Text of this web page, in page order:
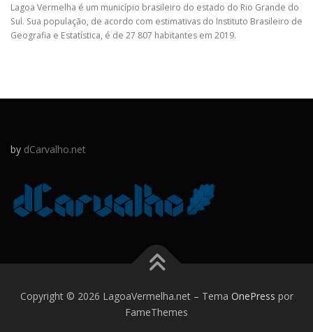
Lagoa Vermelha é um município brasileiro do estado do Rio Grande do
Sul. Sua população, de acordo com estimativas do Instituto Brasileiro de
Geografia e Estatística, é de 27 807 habitantes em 2019.
by dCarvalho.net
Copyright © 2026 LagoaVermelha.net – Tema OnePress por
FameThemes